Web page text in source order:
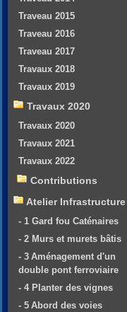
Traveau 2015
Traveau 2016
Traveau 2017
Travaux 2018
Travaux 2019
Travaux 2020
Travaux 2020
Travaux 2021
Travaux 2022
Contributions
Atelier Infrastructure
- 1 Gard fou Caténaires
- 2 Murs et murets bâtis
- 3 Aménagement d'un
double pont ferroviaire
- 4 Planter des vignes
- 5 Abord des voies